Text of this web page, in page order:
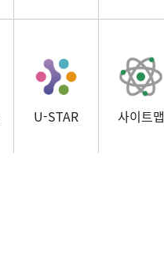
U-STAR 사이트맵